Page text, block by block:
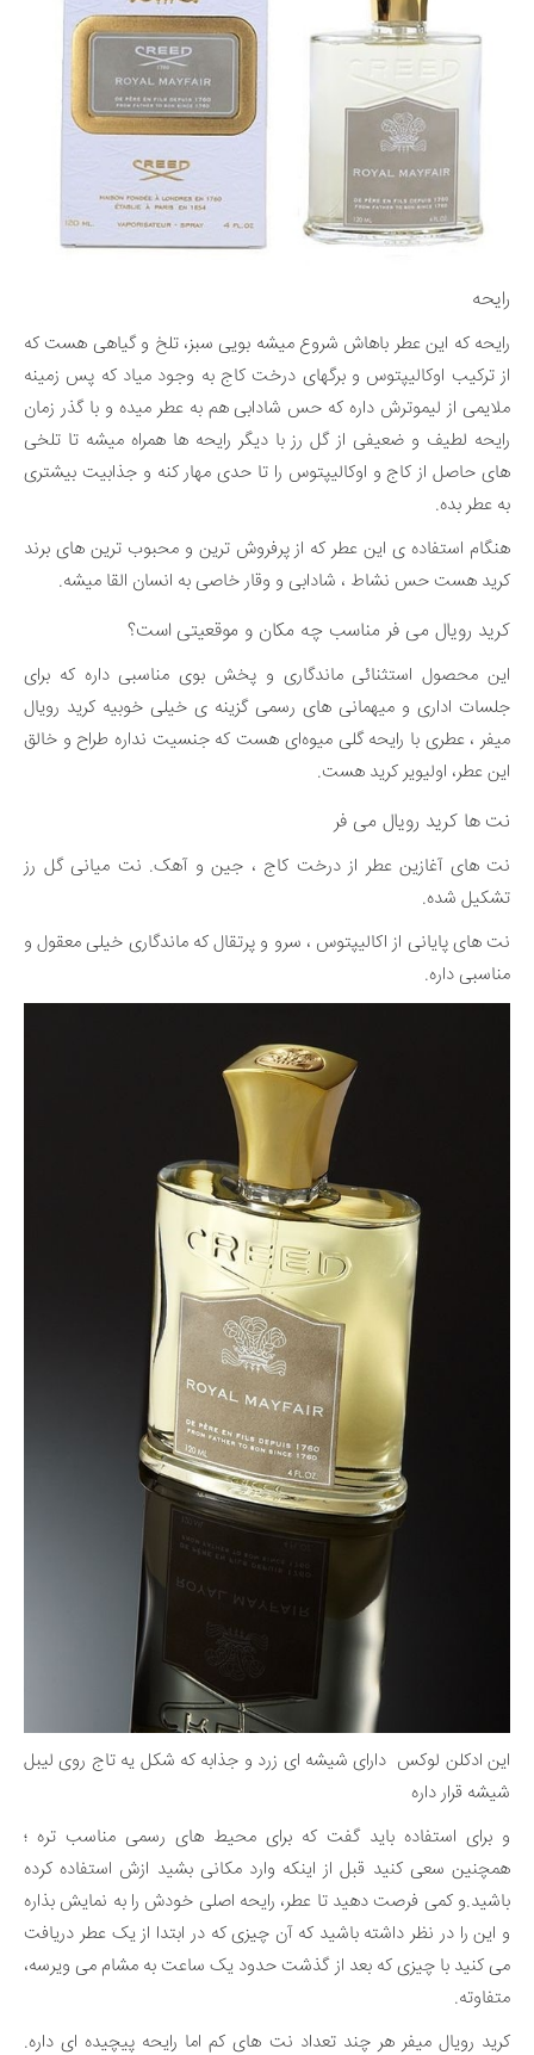
رایحه
رایحه که این عطر باهاش شروع میشه بویی سبز، تلخ و گیاهی هست که
از ترکیب اوکالیپتوس و برگهای درخت کاج به وجود میاد که پس زمینه
ملایمی از لیموترش داره که حس شادابی هم به عطر میده و با گذر زمان
رایحه لطیف و ضعیفی از گل رز با دیگر رایحه ها همراه میشه تا تلخی
های حاصل از کاج و اوکالیپتوس را تا حدی مهار کنه و جذابیت بیشتری
به عطر بده.
هنگام استفاده ی این عطر که از پرفروش ترین و محبوب ترین های برند
کرید هست حس نشاط ، شادابی و وقار خاصی به انسان القا میشه.
کرید رویال می فر مناسب چه مکان و موقعیتی است؟
این محصول استثنائی ماندگاری و پخش بوی مناسبی داره که برای
جلسات اداری و میهمانی های رسمی گزینه ی خیلی خوبیه کرید رویال
میفر ، عطری با رایحه گلی میوه‌ای هست که جنسیت نداره طراح و خالق
این عطر، اولیویر کرید هست.
نت ها کرید رویال می فر
نت های آغازین عطر از درخت کاج ، جین و آهک. نت میانی گل رز
تشکیل شده.
نت های پایانی از اکالیپتوس ، سرو و پرتقال که ماندگاری خیلی معقول و
مناسبی داره.
این ادکلن لوکس دارای شیشه ای زرد و جذابه که شکل یه تاج روی لیبل
شیشه قرار داره
و برای استفاده باید گفت که برای محیط های رسمی مناسب تره ؛
همچنین سعی کنید قبل از اینکه وارد مکانی بشید ازش استفاده کرده
باشید.و کمی فرصت دهید تا عطر، رایحه اصلی خودش را به نمایش بذاره
و این را در نظر داشته باشید که آن چیزی که در ابتدا از یک عطر دریافت
می کنید با چیزی که بعد از گذشت حدود یک ساعت به مشام می ویرسه،
متفاوته.
کرید رویال میفر هر چند تعداد نت های کم اما رایحه پیچیده ای داره.